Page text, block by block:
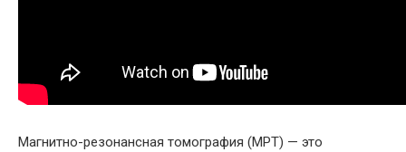
Магнитно-резонансная томография (МРТ) — это